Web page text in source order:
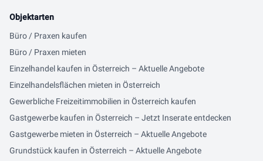
Objektarten
Büro / Praxen kaufen
Büro / Praxen mieten
Einzelhandel kaufen in Österreich – Aktuelle Angebote
Einzelhandelsflächen mieten in Österreich
Gewerbliche Freizeitimmobilien in Österreich kaufen
Gastgewerbe kaufen in Österreich – Jetzt Inserate entdecken
Gastgewerbe mieten in Österreich – Aktuelle Angebote
Grundstück kaufen in Österreich – Aktuelle Angebote